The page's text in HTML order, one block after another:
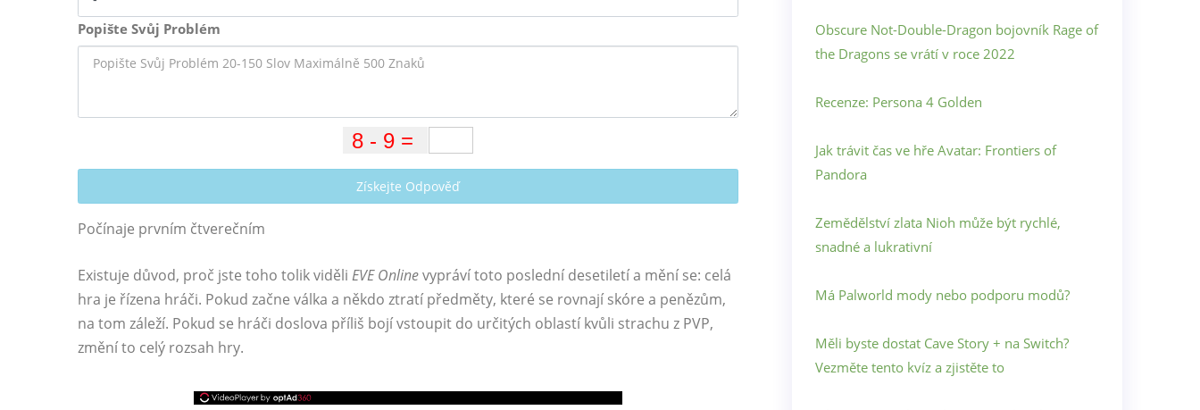
Popište Svůj Problém
Získejte Odpověď
Počínaje prvním čtverečním
Existuje důvod, proč jste toho tolik viděli EVE Onlinevypráví toto poslední desetiletí a mění se: celá
hra je řízena hráči. Pokud začne válka a někdo ztratí předměty, které se rovnají skóre a penězům,
na tom záleží. Pokud se hráči doslova příliš bojí vstoupit do určitých oblastí kvůli strachu z PVP,
změní to celý rozsah hry.
Obscure Not-Double-Dragon bojovník Rage of
the Dragons se vrátí v roce 2022
Recenze: Persona 4 Golden
Jak trávit čas ve hře Avatar: Frontiers of
Pandora
Zemědělství zlata Nioh může být rychlé,
snadné a lukrativní
Má Palworld mody nebo podporu modů?
Měli byste dostat Cave Story + na Switch?
Vezměte tento kvíz a zjistěte to